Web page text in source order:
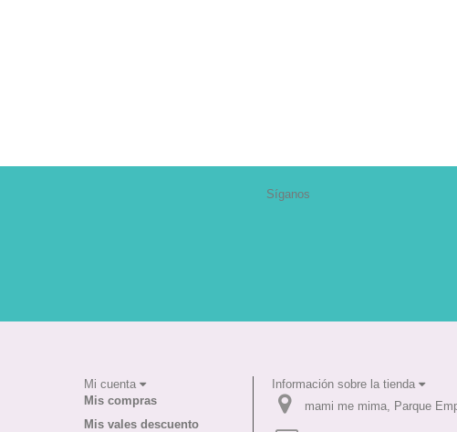
Síganos
Mi cuenta
Mis compras
Mis vales descuento
Información sobre la tienda
mami me mima, Parque